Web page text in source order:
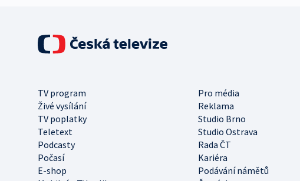
TV program
Pro média
Živé vysílání
Reklama
TV poplatky
Studio Brno
Teletext
Studio Ostrava
Podcasty
Rada ČT
Počasí
Kariéra
E-shop
Podávání námětů